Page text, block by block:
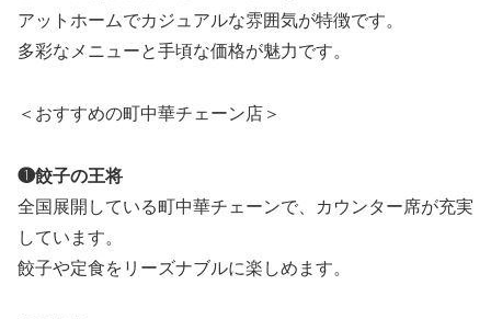
アットホームでカジュアルな雰囲気が特徴です。
多彩なメニューと手頃な価格が魅力です。
＜おすすめの町中華チェーン店＞
❶餃子の王将
全国展開している町中華チェーンで、カウンター席が充実
しています。
餃子や定食をリーズナブルに楽しめます。